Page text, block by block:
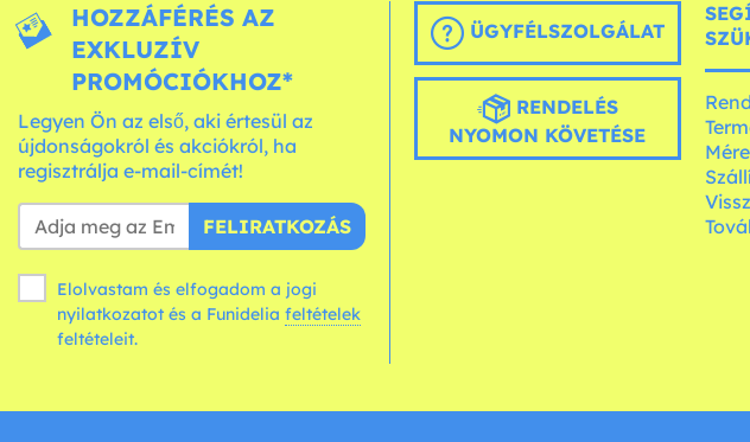
HOZZÁFÉRÉS AZ
EXKLUZÍV
PROMÓCIÓKHOZ*
Legyen Ön az első, aki értesül az
újdonságokról és akciókról, ha
regisztrálja e-mail-címét!
FELIRATKOZÁS
Elolvastam és elfogadom a jogi
nyilatkozatot és a Funidelia feltételek
feltételeit.
ÜGYFÉLSZOLGÁLAT
RENDELÉS
NYOMON KÖVETÉSE